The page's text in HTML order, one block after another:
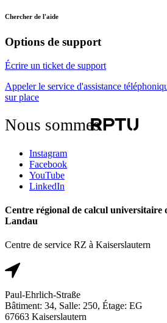
Chercher de l'aide
Options de support
Écrire un ticket de support
Appeler le service d'assistance
sur place
Nous sommes
Instagram
Facebook
YouTube
LinkedIn
Centre régional de calcul universitaire
Landau
Centre de service RZ à Kaiserslautern
Paul-Ehrlich-Straße
Bâtiment: 34, Salle: 250, Étage: EG
67663 Kaiserslautern